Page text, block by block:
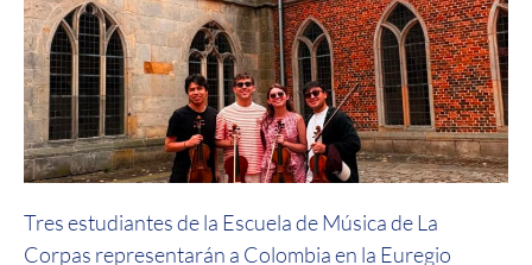
Tres estudiantes de la Escuela de Música de La
Corpas representarán a Colombia en la Euregio